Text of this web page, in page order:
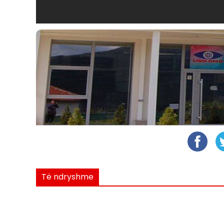
Të ndryshme